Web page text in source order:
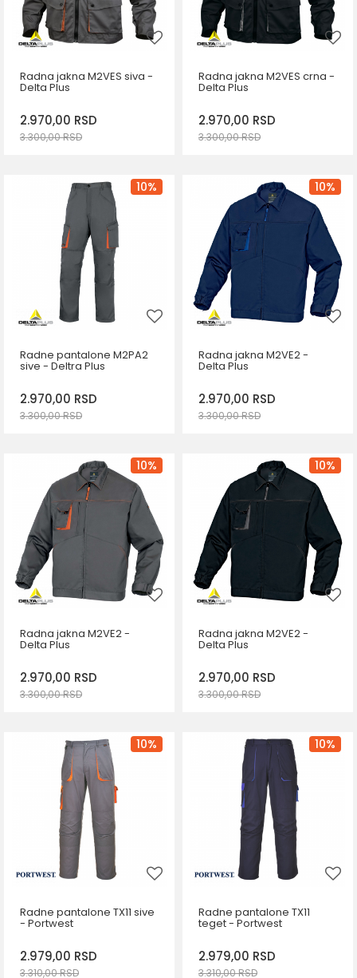
Radna jakna M2VES siva -
Delta Plus
2.970,00 RSD
3.300,00RSD
3XL
DODAJ U KORPU
Radna jakna M2VES crna -
Delta Plus
2.970,00 RSD
3.300,00RSD
XL
2XL
3XL
DODAJ U KORPU
10%
Radne pantalone M2PA2
sive - Deltra Plus
2.970,00 RSD
3.300,00RSD
DODAJ U KORPU
10%
Radna jakna M2VE2 -
Delta Plus
2.970,00 RSD
3.300,00RSD
2XL
3XL
DODAJ U KORPU
10%
Radna jakna M2VE2 -
Delta Plus
2.970,00 RSD
3.300,00RSD
M
DODAJ U KORPU
10%
Radna jakna M2VE2 -
Delta Plus
2.970,00 RSD
3.300,00RSD
DODAJ U KORPU
10%
Radne pantalone TX11 sive
- Portwest
2.979,00 RSD
3.310,00RSD
10%
Radne pantalone TX11
teget - Portwest
2.979,00 RSD
3.310,00RSD